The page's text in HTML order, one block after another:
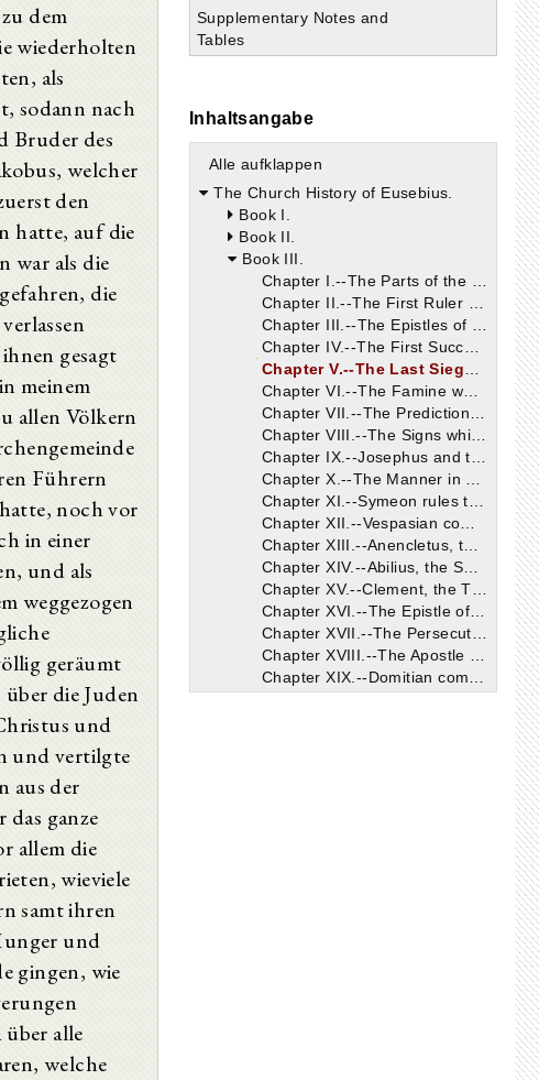
dem
wiederholten
als
sodann nach
Bruder des
welcher
den
hatte, auf die
war als die
die
gesagt
meinem
allen Völkern
Führern
noch vor
in einer
und als
weggezogen
geräumt
die Juden
und
und vertilgte
aus der
ganze
allem die
wieviele
samt ihren
und
gingen, wie
alle
welche
Supplementary Notes and
Tables
Inhaltsangabe
Alle aufklappen
The Church History of Eusebius.
Book I.
Book II.
Book III.